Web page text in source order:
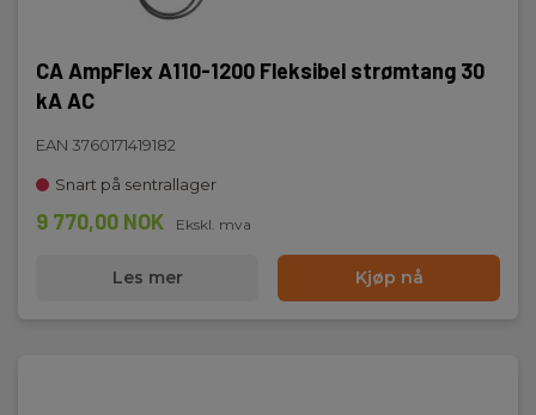
CA AmpFlex A110-1200 Fleksibel strømtang 30
kA AC
EAN 3760171419182
Snart på sentrallager
9 770,00 NOK Ekskl. mva
Les mer Kjøp nå